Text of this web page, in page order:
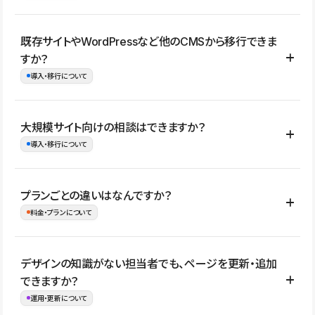
コーポレートサイト、サービスサイト、LP、採用サイト、ブロ
グ・メディア、イベントサイト、店舗・商品紹介サイト、ポートフ
ォリオなど幅広く制作できます。
既存サイトやWordPressなど他のCMSから移行できま
すか？
導入・移行について
はい。既存サイトの構成やコンテンツ、URLを整理したうえで、
Studio上に再構築する形で移行できます。 WordPressの場合は、
イト全体のデザインや設定がそのまま移行されるわけではないた
め、移行後にページ構成やデザイン、CMS設計、URL・リダイレク
大規模サイト向けの相談はできますか？
導入・移行について
はい。アクセス規模が大きいサイトや、複数部門での運用、権限管
理、セキュリティ確認、既存システムとの連携など、個別の要件が
ない段階でも、お問い合わせください。
お問合せはこちら
プランごとの違いはなんですか？
料金・プランについて
公開ページ数、バージョン履歴の期間、CMS利用数の上限、権限
管理の有無などがプランごとに異なります。詳しくは料金プランペ
ージをご覧ください。
デザインの知識がない担当者でも、ページを更新・追加
できますか？
運用・更新について